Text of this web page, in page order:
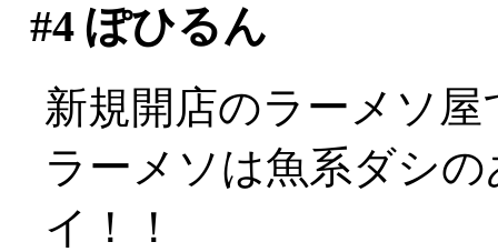
#4ぽひるん
新規開店のラーメソ
ラーメソは魚系ダシ
イ！！